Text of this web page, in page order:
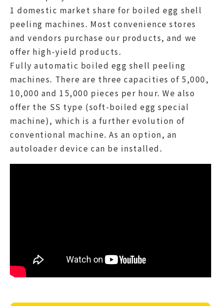
1 domestic market share for boiled egg shell
peeling machines. Most convenience stores
and vendors purchase our products, and we
offer high-yield products.
Fully automatic boiled egg shell peeling
machines. There are three capacities of 5,000,
10,000 and 15,000 pieces per hour. We also
offer the SS type (soft-boiled egg special
machine), which is a further evolution of
conventional machine. As an option, an
autoloader device can be installed.